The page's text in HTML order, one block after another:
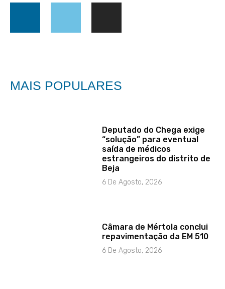
MAIS POPULARES
Deputado do Chega exige
“solução” para eventual
saída de médicos
estrangeiros do distrito de
Beja
6 De Agosto, 2026
Câmara de Mértola conclui
repavimentação da EM 510
6 De Agosto, 2026